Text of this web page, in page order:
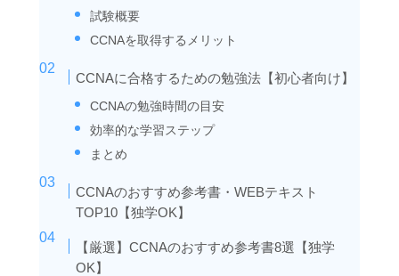
試験概要
CCNAを取得するメリット
CCNAに合格するための勉強法【初心者向け】
CCNAの勉強時間の目安
効率的な学習ステップ
まとめ
CCNAのおすすめ参考書・WEBテキスト
TOP10【独学OK】
【厳選】CCNAのおすすめ参考書8選【独学
OK】